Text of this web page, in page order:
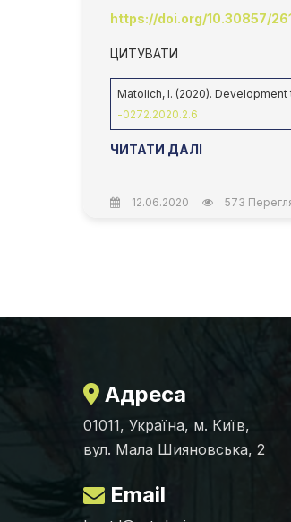
https://doi.org/10.30857/
ЦИТУВАТИ
Matolich, I. (2020).
-0272.2020.2.6
ЧИТАТИ ДАЛІ
12.06.2020 573
Адреса
01011, Україна, м. Київ,
вул. Мала Шияновська, 2
Email